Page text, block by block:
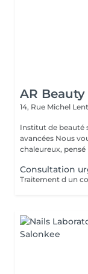
AR Beauty
14, Rue Michel
Institut de beauté
avancées Nous vous accueillons dans un espace moderne et
chaleureux, pensé
Consultation
Traitement d un